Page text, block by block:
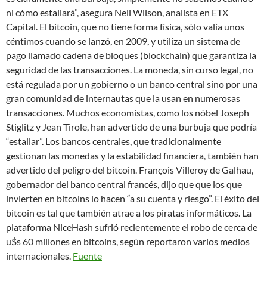
ni cómo estallará”, asegura Neil Wilson, analista en ETX
Capital. El bitcoin, que no tiene forma física, sólo valía unos
céntimos cuando se lanzó, en 2009, y utiliza un sistema de
pago llamado cadena de bloques (blockchain) que garantiza la
seguridad de las transacciones. La moneda, sin curso legal, no
está regulada por un gobierno o un banco central sino por una
gran comunidad de internautas que la usan en numerosas
transacciones. Muchos economistas, como los nóbel Joseph
Stiglitz y Jean Tirole, han advertido de una burbuja que podría
“estallar”. Los bancos centrales, que tradicionalmente
gestionan las monedas y la estabilidad financiera, también han
advertido del peligro del bitcoin. François Villeroy de Galhau,
gobernador del banco central francés, dijo que que los que
invierten en bitcoins lo hacen “a su cuenta y riesgo”. El éxito del
bitcoin es tal que también atrae a los piratas informáticos. La
plataforma NiceHash sufrió recientemente el robo de cerca de
u$s 60 millones en bitcoins, según reportaron varios medios
internacionales. Fuente